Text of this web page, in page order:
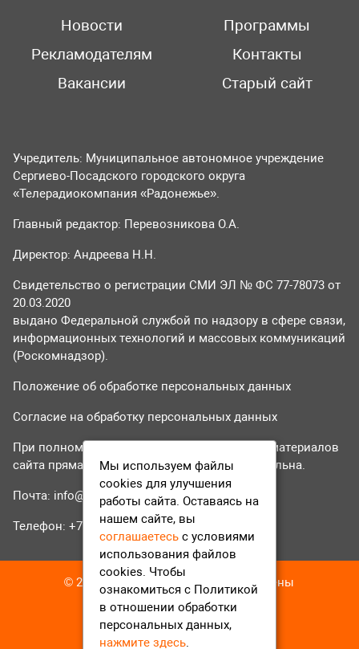
Новости
Программы
Рекламодателям
Контакты
Вакансии
Старый сайт
Учредитель: Муниципальное автономное учреждение
Сергиево-Посадского городского округа
«Телерадиокомпания «Радонежье».
Главный редактор: Перевозникова О.А.
Директор: Андреева Н.Н.
Свидетельство о регистрации СМИ ЭЛ № ФС 77-78073 от
20.03.2020
выдано Федеральной службой по надзору в сфере связи,
информационных технологий и массовых коммуникаций
(Роскомнадзор).
Положение об обработке персональных данных
Согласие на обработку персональных данных
При полном или частичном использовании материалов
сайта прямая гиперссылка на tvr24.tv обязательна.
Почта: info@tvr24.tv
Телефон: +7 (496) 551-04-95
© 2016-2023 ТВР24 Все права защищены
Мы используем файлы
cookies для улучшения
работы сайта. Оставаясь на
нашем сайте, вы
соглашаетесь с условиями
использования файлов
cookies. Чтобы
ознакомиться с Политикой
в отношении обработки
персональных данных,
нажмите здесь.